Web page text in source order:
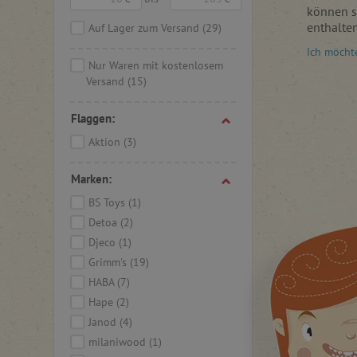
Auf Lager zum Versand (29)
Nur Waren mit kostenlosem
Versand (15)
Flaggen:
Aktion (3)
Marken:
BS Toys (1)
Detoa (2)
Djeco (1)
Grimm's (19)
HABA (7)
Hape (2)
Janod (4)
milaniwood (1)
können
von
Ich